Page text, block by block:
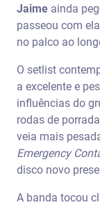
Jaime ainda
passeou com
no palco ao
O setlist
a excelente e
influências do
rodas de
veia mais
Emergency
disco novo
A banda tocou